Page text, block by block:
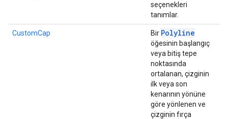
seçenekleri
tanımlar.
CustomCap Bir Polyline
öğesinin başlangıç
veya bitiş tepe
noktasında
ortalanan, çizginin
ilk veya son
kenarının yönüne
göre yönlenen ve
çizginin fırça